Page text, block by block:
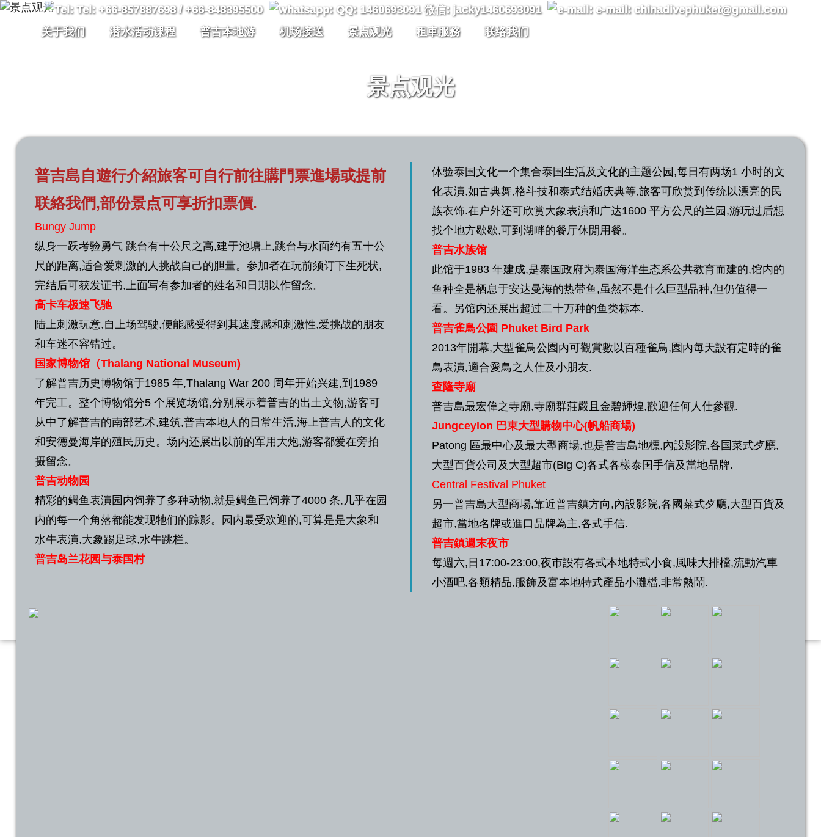
关于我们 潜水活动课程 普吉本地游 机场接送 景点观光 租車服務 联络我们
景点观光
普吉島自遊行介紹旅客可自行前往購門票進場或提前
联絡我們,部份景点可享折扣票價.
Bungy Jump
纵身一跃考验勇气 跳台有十公尺之高,建于池塘上,跳台与水面约有五十公
尺的距离,适合爱刺激的人挑战自己的胆量。参加者在玩前须订下生死状,
完结后可获发证书,上面写有参加者的姓名和日期以作留念。
高卡车极速飞驰
陆上刺激玩意,自上场驾驶,便能感受得到其速度感和刺激性,爱挑战的朋友
和车迷不容错过。
国家博物馆（Thalang National Museum)
了解普吉历史博物馆于1985 年,Thalang War 200 周年开始兴建,到1989
年完工。整个博物馆分5 个展览场馆,分别展示着普吉的出土文物,游客可
从中了解普吉的南部艺术,建筑,普吉本地人的日常生活,海上普吉人的文化
和安德曼海岸的殖民历史。场内还展出以前的军用大炮,游客都爱在旁拍
摄留念。
普吉动物园
精彩的鳄鱼表演园内饲养了多种动物,就是鳄鱼已饲养了4000 条,几乎在园
内的每一个角落都能发现牠们的踪影。园内最受欢迎的,可算是是大象和
水牛表演,大象踢足球,水牛跳栏。
普吉岛兰花园与泰国村
体验泰国文化一个集合泰国生活及文化的主题公园,每日有两场1 小时的文
化表演,如古典舞,格斗技和泰式结婚庆典等,旅客可欣赏到传统以漂亮的民
族衣饰.在户外还可欣赏大象表演和广达1600 平方公尺的兰园,游玩过后想
找个地方歇歇,可到湖畔的餐厅休閒用餐。
普吉水族馆
此馆于1983 年建成,是泰国政府为泰国海洋生态系公共教育而建的,馆内的
鱼种全是栖息于安达曼海的热带鱼,虽然不是什么巨型品种,但仍值得一
看。另馆内还展出超过二十万种的鱼类标本.
普吉雀鳥公園 Phuket Bird Park
2013年開幕,大型雀鳥公園內可觀賞數以百種雀鳥,園內每天設有定時的雀
鳥表演,適合愛鳥之人仕及小朋友.
查隆寺廟
普吉島最宏偉之寺廟,寺廟群莊嚴且金碧輝煌,歡迎任何人仕參觀.
Jungceylon 巴東大型購物中心(帆船商場)
Patong 區最中心及最大型商場,也是普吉島地標,內設影院,各国菜式歺廳,
大型百貨公司及大型超市(Big C)各式各樣泰国手信及當地品牌.
Central Festival Phuket
另一普吉島大型商場,靠近普吉鎮方向,內設影院,各國菜式歺廳,大型百貨及
超市,當地名牌或進口品牌為主,各式手信.
普吉鎮週末夜市
每週六,日17:00-23:00,夜市設有各式本地特式小食,風味大排檔,流動汽車
小酒吧,各類精品,服飾及富本地特式產品小灘檔,非常熱鬧.